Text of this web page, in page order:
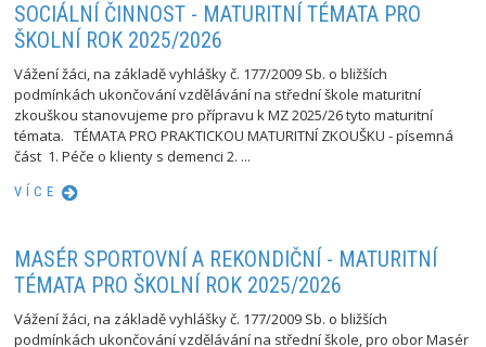
SOCIÁLNÍ ČINNOST - MATURITNÍ TÉMATA PRO
ŠKOLNÍ ROK 2025/2026
Vážení žáci, na základě vyhlášky č. 177/2009 Sb. o bližších
podmínkách ukončování vzdělávání na střední škole maturitní
zkouškou stanovujeme pro přípravu k MZ 2025/26 tyto maturitní
témata. TÉMATA PRO PRAKTICKOU MATURITNÍ ZKOUŠKU - písemná
část 1. Péče o klienty s demenci 2. ...
VÍCE
MASÉR SPORTOVNÍ A REKONDIČNÍ - MATURITNÍ
TÉMATA PRO ŠKOLNÍ ROK 2025/2026
Vážení žáci, na základě vyhlášky č. 177/2009 Sb. o bližších
podmínkách ukončování vzdělávání na střední škole, pro obor Masér